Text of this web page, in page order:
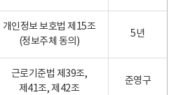
개인정보 보호법 제15조
(정보주체 동의)
5년
근로기준법 제39조,
제41조, 제42조
준영구